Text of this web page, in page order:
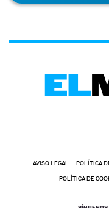
AVISO LEGAL POLÍTICA
POLÍTICA DE